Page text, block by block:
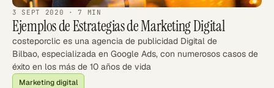
3 SEPT 2020 · 7 MIN
Ejemplos de Estrategias de Marketing Digital
costeporclic es una agencia de publicidad Digital de
Bilbao, especializada en Google Ads, con numerosos casos de
éxito en los más de 10 años de vida
Marketing digital